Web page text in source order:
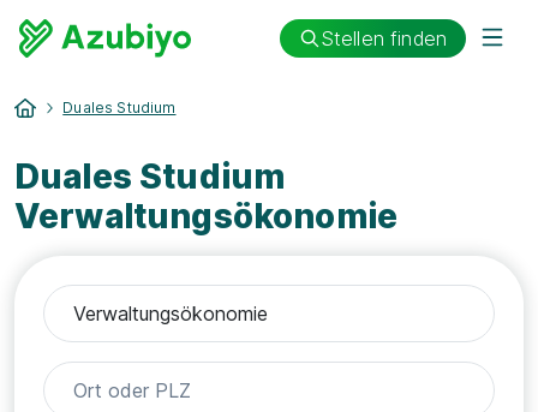
Stellen finden
Duales Studium
Duales Studium
Verwaltungsökonomie